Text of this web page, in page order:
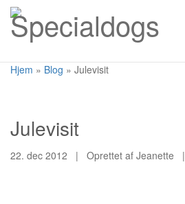
Hjem » Blog » Julevisit
Julevisit
22. dec 2012 | Oprettet af Jeanette |